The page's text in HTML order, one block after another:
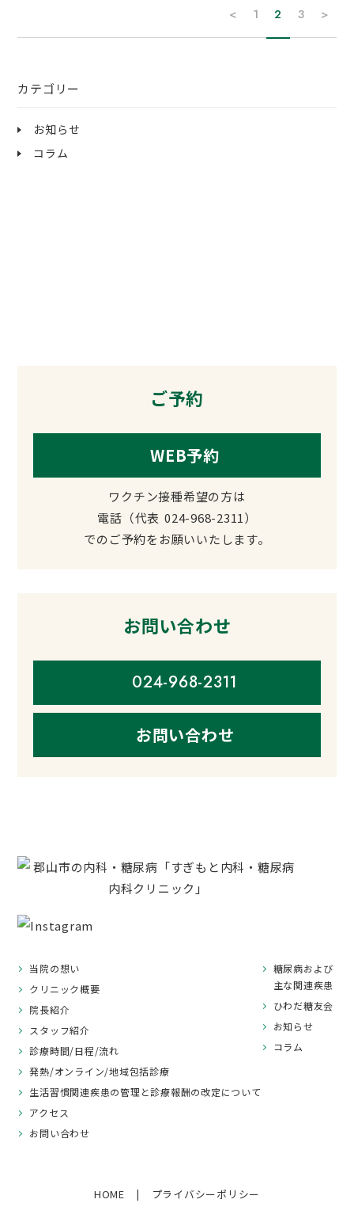
カテゴリー
お知らせ
コラム
< 1 2 3 >
ご予約
WEB予約
ワクチン接種希望の方は
電話（代表 024-968-2311）
でのご予約をお願いいたします。
お問い合わせ
024-968-2311
お問い合わせ
当院の想い
クリニック概要
院長紹介
スタッフ紹介
診療時間/日程/流れ
発熱/オンライン/地域包括診療
生活習慣関連疾患の管理と診療報酬の改定について
アクセス
お問い合わせ
糖尿病および
主な関連疾患
ひわだ糖友会
お知らせ
コラム
HOME プライバシーポリシー